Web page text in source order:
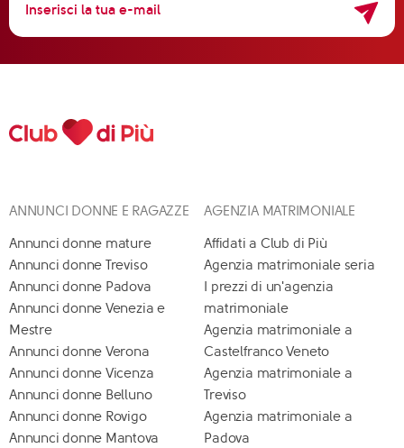
ANNUNCI DONNE E RAGAZZE
Annunci donne mature
Annunci donne Treviso
Annunci donne Padova
Annunci donne Venezia e
Mestre
Annunci donne Verona
Annunci donne Vicenza
Annunci donne Belluno
Annunci donne Rovigo
Annunci donne Mantova
AGENZIA MATRIMONIALE
Affidati a Club di Più
Agenzia matrimoniale seria
I prezzi di un'agenzia
matrimoniale
Agenzia matrimoniale a
Castelfranco Veneto
Agenzia matrimoniale a
Treviso
Agenzia matrimoniale a
Padova